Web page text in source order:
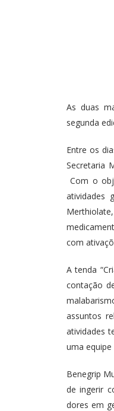
As duas
segunda
Entre os
Secretaria
Com o
atividades
com
A tenda
contação
assuntos
atividades
uma
Benegrip
de ingerir
dores em